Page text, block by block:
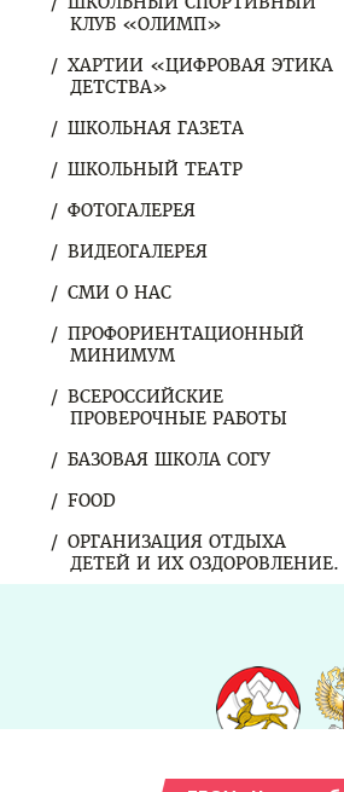
КЛУБ «ОЛИМП»
ХАРТИИ «ЦИФРОВАЯ ЭТИКА
ДЕТСТВА»
ШКОЛЬНАЯ ГАЗЕТА
ШКОЛЬНЫЙ ТЕАТР
ФОТОГАЛЕРЕЯ
ВИДЕОГАЛЕРЕЯ
СМИ О НАС
ПРОФОРИЕНТАЦИОННЫЙ
МИНИМУМ
ВСЕРОССИЙСКИЕ
ПРОВЕРОЧНЫЕ РАБОТЫ
БАЗОВАЯ ШКОЛА СОГУ
FOOD
ОРГАНИЗАЦИЯ ОТДЫХА
ДЕТЕЙ И ИХ ОЗДОРОВЛЕНИЕ.